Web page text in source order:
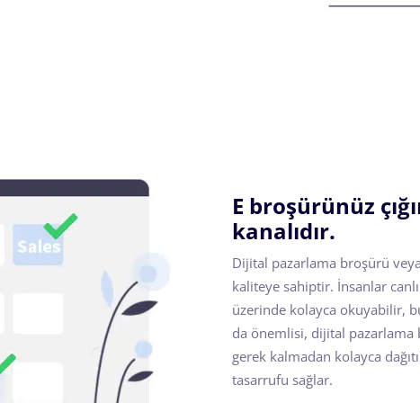
E broşürünüz
kanalıdır.
Dijital pazarlama broşürü
kaliteye sahiptir. İnsanlar
üzerinde kolayca okuyabilir,
da önemlisi, dijital pazarlama
gerek kalmadan kolayca
tasarrufu sağlar.